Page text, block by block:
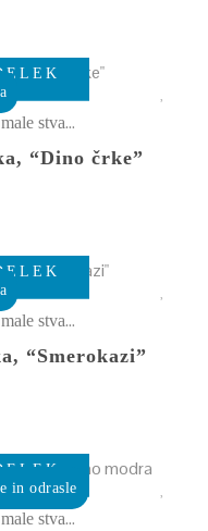
Ta
več
izberete
na
izdelka
stvarce
“Dino črke”
Ta
več
izberete
na
stvarce
“Smerokazi”
in odrasle
Ta
stvarce